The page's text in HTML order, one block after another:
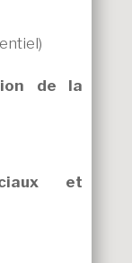
de la
et